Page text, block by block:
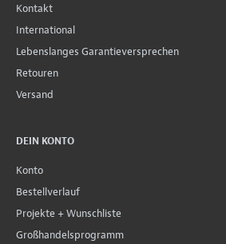
Kontakt
International
Lebenslanges Garantieversprechen
Retouren
Versand
DEIN KONTO
Konto
Bestellverlauf
Projekte + Wunschliste
Großhandelsprogramm